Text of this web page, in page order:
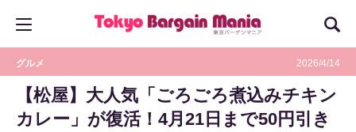
グルメ 2026/4/14
【松屋】大人気「ごろごろ煮込みチキン
カレー」が復活！4月21日まで50円引き